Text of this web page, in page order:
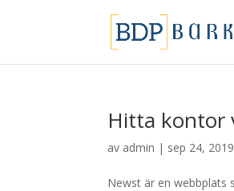
Hitta kontor
av admin | sep 24, 2019
Newst är en webbplats